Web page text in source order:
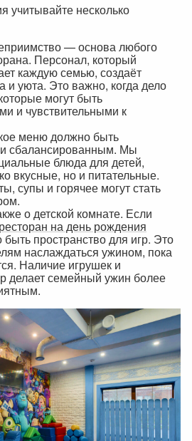
учитывайте несколько
— основа любого
Персонал, который
каждую семью, создаёт
и уюта. Это важно, когда дело
могут быть
и чувствительными к
меню должно быть
сбалансированным. Мы
блюда для детей,
вкусные, но и питательные.
супы и горячее могут стать
о детской комнате. Если
на день рождения
пространство для игр. Это
наслаждаться ужином, пока
Наличие игрушек и
делает семейный ужин более